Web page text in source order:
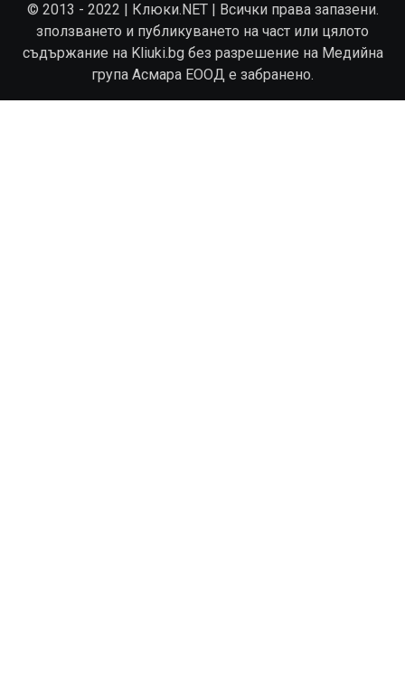
© 2013 - 2022 | Клюки.NET | Всички права запазени.
зползването и публикуването на част или цялото
съдържание на Kliuki.bg без разрешение на Медийна
група Асмара ЕООД е забранено.